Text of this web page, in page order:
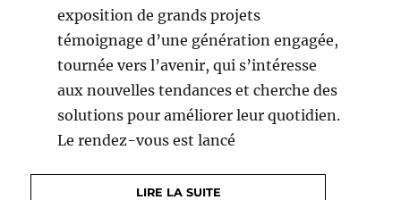
exposition de grands projets
témoignage d’une génération engagée,
tournée vers l’avenir, qui s’intéresse
aux nouvelles tendances et cherche des
solutions pour améliorer leur quotidien.
Le rendez-vous est lancé
LIRE LA SUITE